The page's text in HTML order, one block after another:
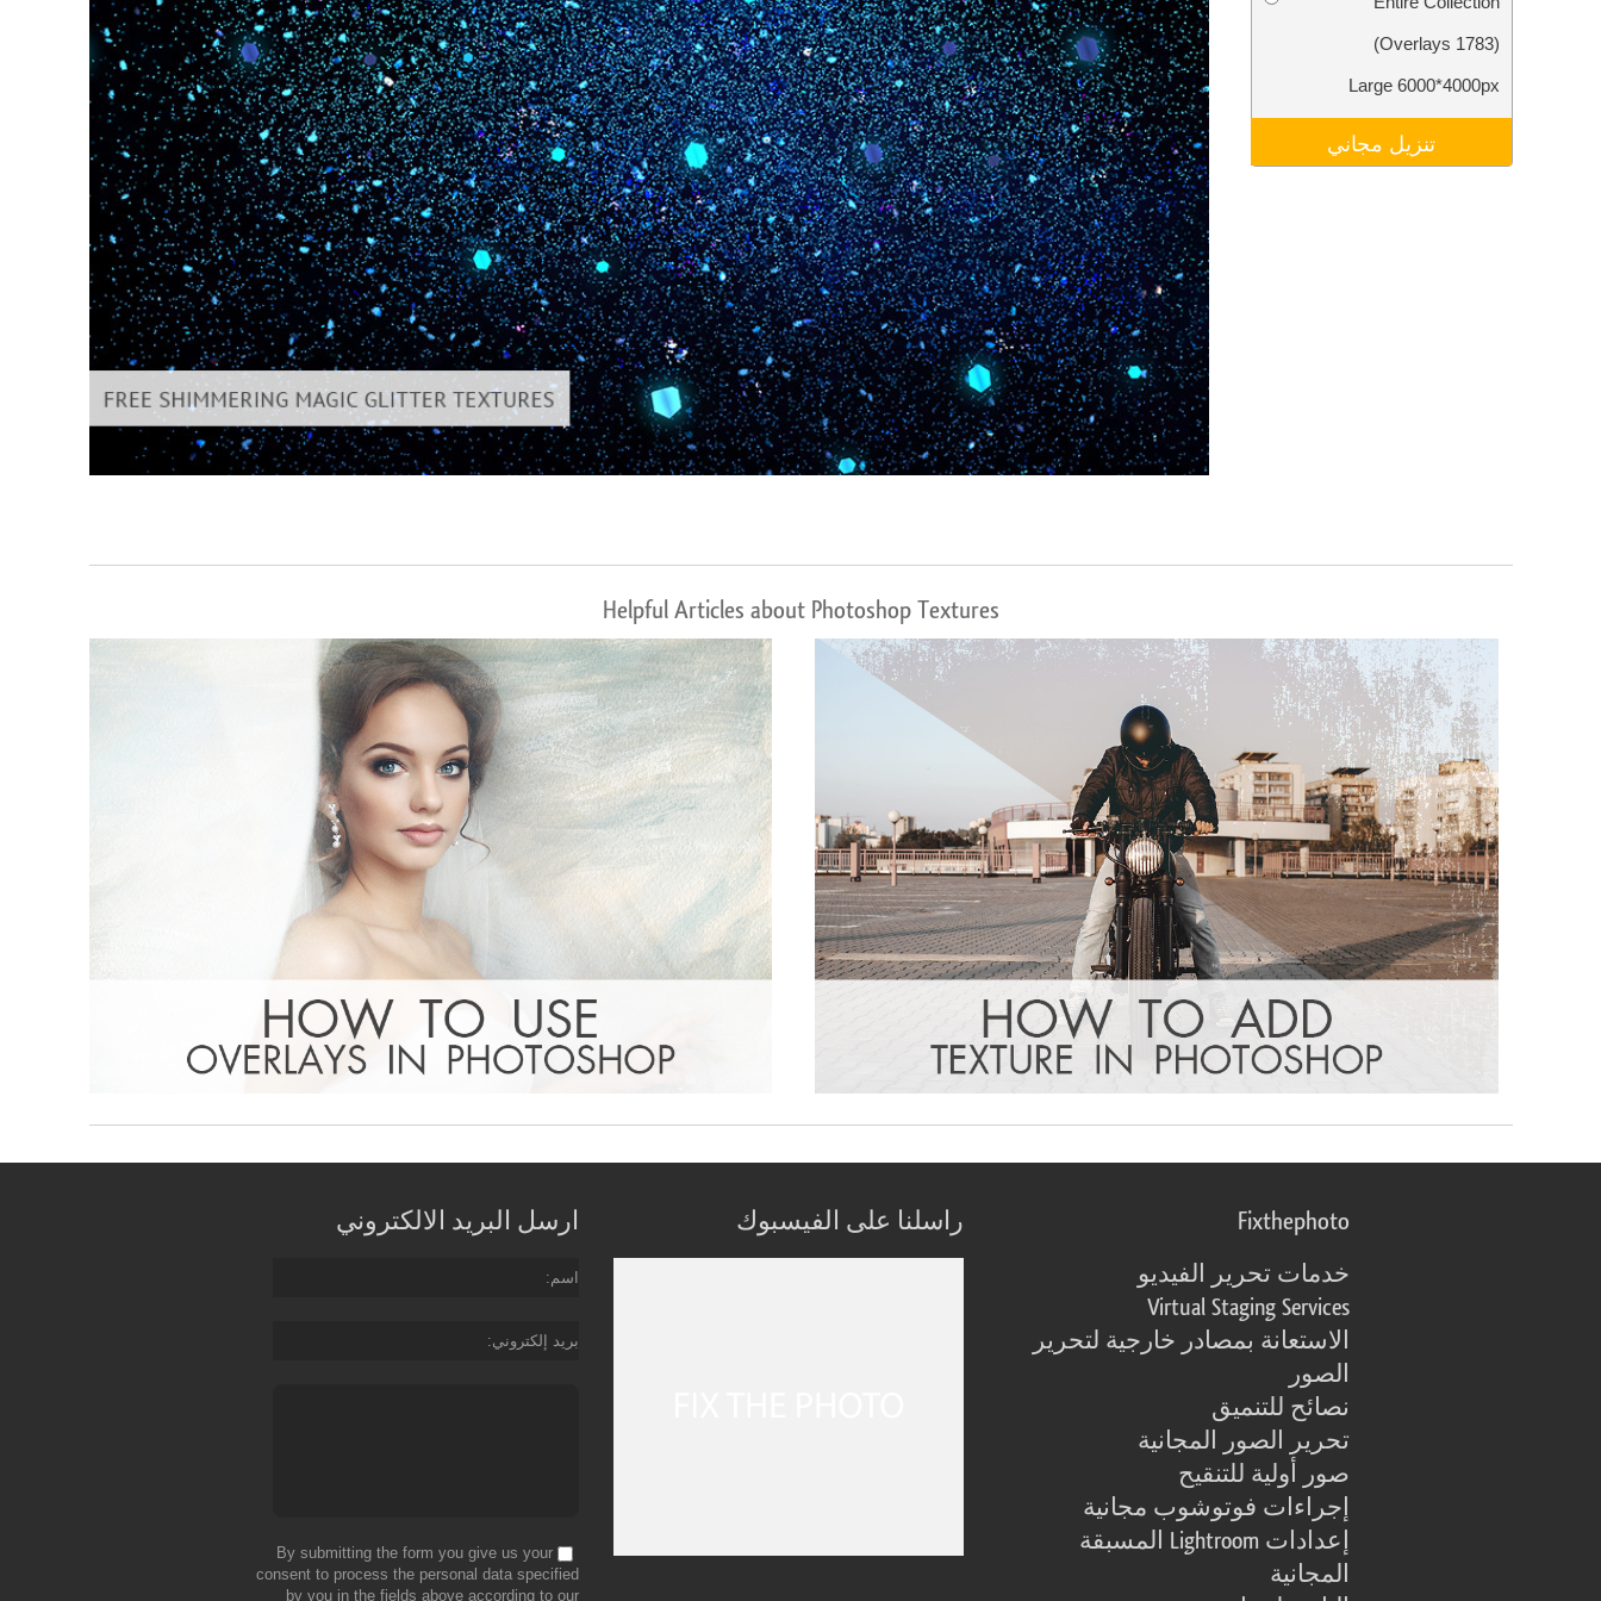
تنقيح المنتجات خدمات تنميق المجوهرات بيانات تدريب الذكاء
الاصطناعي
Video Editing Services
(1783 Overlays)
Large 6000*4000px
تنزيل مجاني
Helpful Articles about Photoshop Textures
ارسل البريد الالكتروني
اسم
بريد إلكتروني
By submitting the form you give us your
consent to process the personal data specified
by you in the fields above according to our
راسلنا على الفيسبوك Fixthephoto
خدمات تحرير الفيديو
Virtual Staging Services
الاستعانة بمصادر خارجية لتحرير
الصور
نصائح للتنميق
تحرير الصور المجانية
صور أولية للتنقيح
إجراءات فوتوشوب مجانية
إعدادات Lightroom المسبقة
المجانية